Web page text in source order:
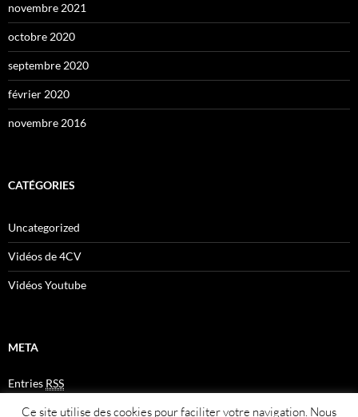
novembre 2021
octobre 2020
septembre 2020
février 2020
novembre 2016
CATÉGORIES
Uncategorized
Vidéos de 4CV
Vidéos Youtube
META
Entries RSS
CommentsRSS
Plan du site
Ce site utilise des cookies pour faciliter votre navigation. Nous